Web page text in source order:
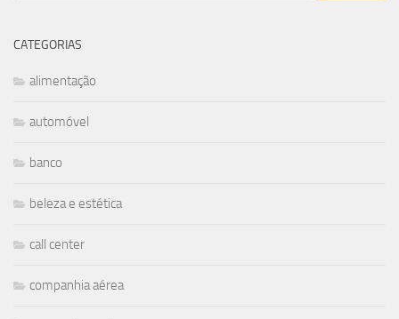
CATEGORIAS
alimentação
automóvel
banco
beleza e estética
call center
companhia aérea